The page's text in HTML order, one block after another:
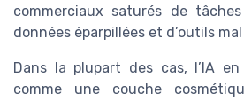
commerciaux saturés de
données éparpillées et d’outils
Dans la plupart des cas, l’IA
comme une couche